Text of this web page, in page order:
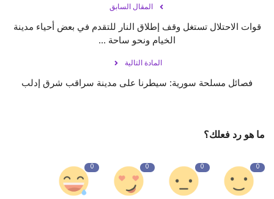
المقال السابق
قوات الاحتلال تستغل وقف إطلاق النار للتقدم في بعض أحياء مدينة
المادة التالية
فصائل مسلحة سورية: سيطرنا على مدينة ‎سراقب شرق ‎إدلب
ما هو رد فعلك؟
0
0
0
0